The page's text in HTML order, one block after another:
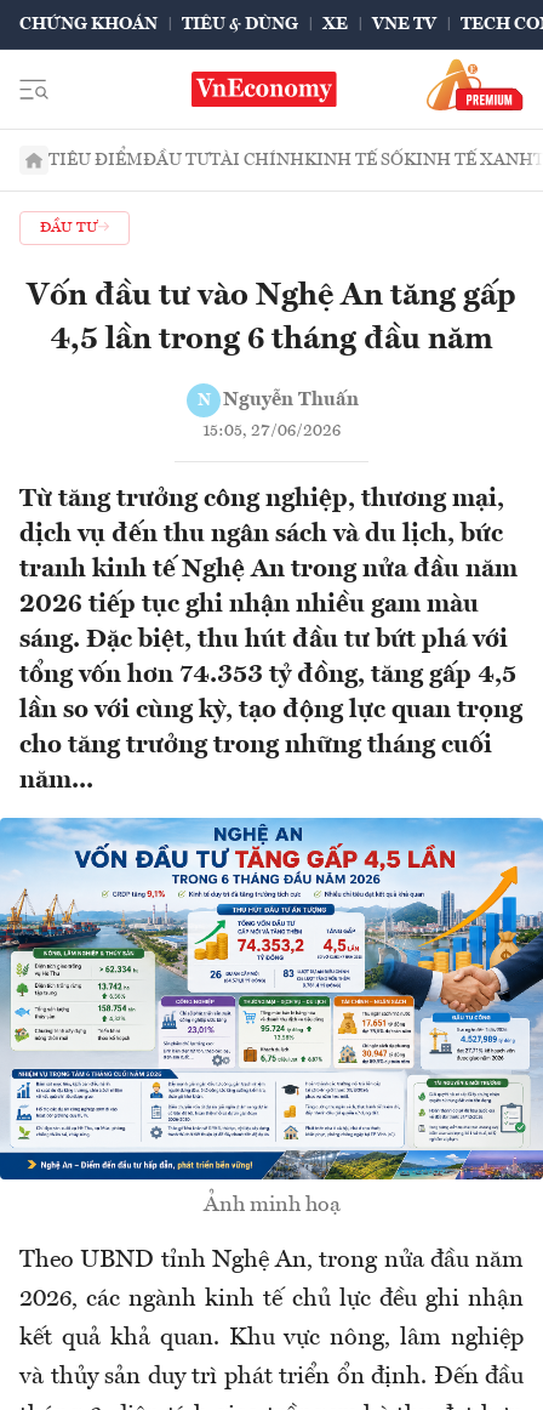
CHỨNG KHOÁN TIÊU & DÙNG XE VNE TV TECH
TIÊU ĐIỂMĐẦU TƯTÀI CHÍNHKINH TẾ SỐKINH TẾ XANH
ĐẦU TƯ
Vốn đầu tư vào Nghệ An tăng gấp
4,5 lần trong 6 tháng đầu năm
N Nguyễn Thuấn
15:05, 27/06/2026
Từ tăng trưởng công nghiệp, thương mại,
dịch vụ đến thu ngân sách và du lịch, bức
tranh kinh tế Nghệ An trong nửa đầu năm
2026 tiếp tục ghi nhận nhiều gam màu
sáng. Đặc biệt, thu hút đầu tư bứt phá với
tổng vốn hơn 74.353 tỷ đồng, tăng gấp 4,5
lần so với cùng kỳ, tạo động lực quan trọng
cho tăng trưởng trong những tháng cuối
năm...
Ảnh minh hoạ
Theo UBND tỉnh Nghệ An, trong nửa đầu năm
2026, các ngành kinh tế chủ lực đều ghi nhận
kết quả khả quan. Khu vực nông, lâm nghiệp
và thủy sản duy trì phát triển ổn định. Đến đầu